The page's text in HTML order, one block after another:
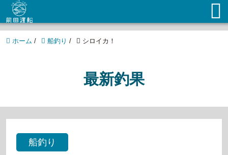
ホーム / 船釣り / シロイカ！
最新釣果
船釣り